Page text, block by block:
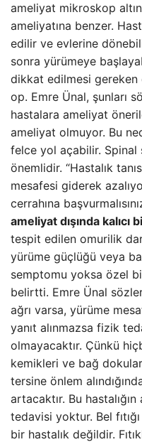
ameliyat mikroskop
ameliyatına benzer.
edilir ve evlerine
sonra yürümeye
dikkat edilmesi
op. Emre Ünal, şunları
hastalara ameliyat
ameliyat olmuyor. Bu
felce yol açabilir.
önemlidir. “Hastalık
mesafesi giderek
cerrahına
ameliyat dışında kalıcı
tespit edilen omurilik
yürüme güçlüğü veya
semptomu yoksa özel
belirtti. Emre Ünal
ağrı varsa, yürüme
yanıt alınmazsa fizik
olmayacaktır. Çünkü
kemikleri ve bağ
tersine önlem
artacaktır. Bu hastalığın
tedavisi yoktur. Bel
bir hastalık değildir.